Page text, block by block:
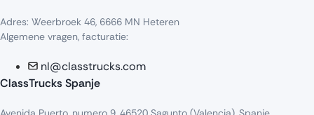
Adres: Weerbroek 46, 6666 MN Heteren
Algemene vragen, facturatie:
nl@classtrucks.com
ClassTrucks Spanje